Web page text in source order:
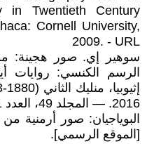
in Twentieth Century
Cornell University,
2009. - URL
سوهير إي. صور هجينة: من
الرسم الكنسي: روايات
2016. — المجلد 49، العدد 1. - ص 26-39. :
البوياجيان: صور أرمنية
[الموقع الرسمي].